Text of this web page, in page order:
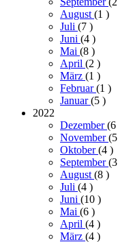
August (1 )
Juli (7 )
Juni (4 )
Mai (8 )
April (2 )
März (1 )
Februar(1 )
Januar(5 )
2022
Dezember(6
November(5
Oktober(4 )
September(3
August (8 )
Juli (4 )
Juni (10 )
Mai (6 )
April (4 )
März (4 )